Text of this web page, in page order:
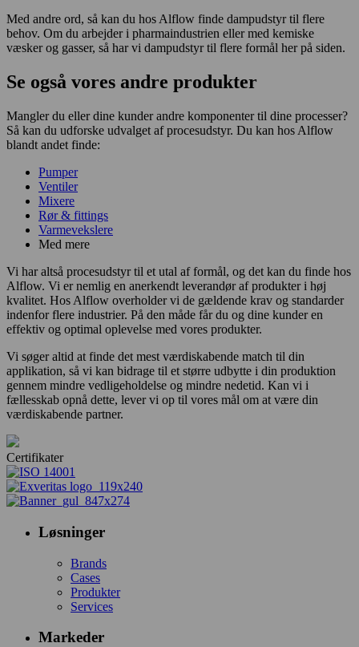
Med andre ord, så kan du hos Alflow finde dampudstyr til flere
behov. Om du arbejder i pharmaindustrien eller med kemiske
væsker og gasser, så har vi dampudstyr til flere formål her på siden.
Se også vores andre produkter
Mangler du eller dine kunder andre komponenter til dine processer?
Så kan du udforske udvalget af procesudstyr. Du kan hos Alflow
blandt andet finde:
Pumper
Ventiler
Mixere
Rør & fittings
Varmevekslere
Med mere
Vi har altså procesudstyr til et utal af formål, og det kan du finde hos
Alflow. Vi er nemlig en anerkendt leverandør af produkter i høj
kvalitet. Hos Alflow overholder vi de gældende krav og standarder
indenfor flere industrier. På den måde får du og dine kunder en
effektiv og optimal oplevelse med vores produkter.
Vi søger altid at finde det mest værdiskabende match til din
applikation, så vi kan bidrage til et større udbytte i din produktion
gennem mindre vedligeholdelse og mindre nedetid. Kan vi i
fællesskab opnå dette, lever vi op til vores mål om at være din
værdiskabende partner.
Certifikater
Løsninger
Brands
Cases
Produkter
Services
Markeder